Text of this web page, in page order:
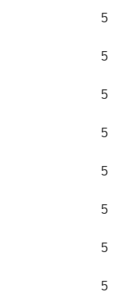
5
5
5
5
5
5
5
5